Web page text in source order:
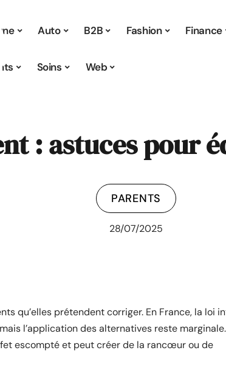
Auto B2B Fashion Finance
Soins Web
: astuces pour
PARENTS
28/07/2025
qu’elles prétendent corriger. En France, la loi
l’application des alternatives reste
escompté et peut créer de la rancœur ou de